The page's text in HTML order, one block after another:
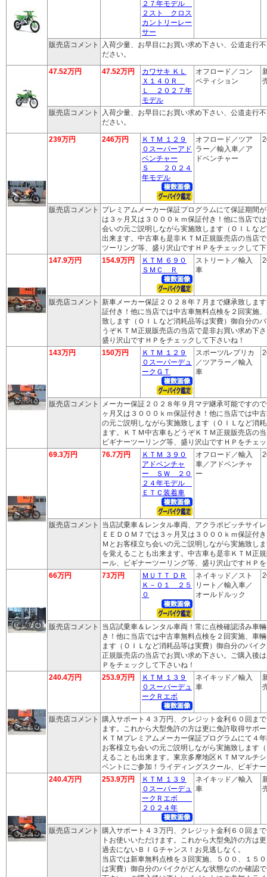
２７年モデル
２スト クロス
カントリーレー
サー
販売店コメント
入荷少量、お早目にお買い求め下さい、公道走行
ださい。
47.52万円 47.52万円
カワサキ ＫＬ
Ｘ１４０Ｒ
Ｌ ２０２７年
モデル
オフロード／コン
ペティション
販売店コメント
入荷少量、お早目にお買い求め下さい、公道走行
ださい。
239万円 246万円
ＫＴＭ １２９
０スーパーアド
ベンチャー
Ｓ ２０２４
年モデル
オフロード／ツア
ラー／輸入車／ア
ドベンチャー
販売店コメント
プレミアムメーカー保証プログラムにて保証期間
は３ヶ月又は３０００ｋｍ保証付き！他に当店で
会いの元ご説明しながら実施致します（ＯＩＬな
出来ます。中古車も是非ＫＴＭ正規販売店の当店
ツーリング等、盛り沢山ですＨＰをチェックして
147.9万円
154.9万円
ＫＴＭ ６９０
ＳＭＣ Ｒ
ストリート／輸入
車
販売店コメント 新車メーカー保証２０２８年７月まで継承致しま
証付き！他に当店では中古車無料点検を２回実施
致します（ＯＩＬなど消耗品等は実費）御自分の
うぞＫＴＭ正規販売店の当店で是非お買い求め下
盛り沢山ですＨＰをチェックして下さいね！
143万円
150万円
ＫＴＭ １２９
０スーパーデュ
ークＧＴ
スポーツ/レプリカ
／ツアラー／輸入
車
販売店コメント
メーカー保証２０２８年９月マデ継承可能ですの
ヶ月又は３０００ｋｍ保証付き！他に当店では中
の元ご説明しながら実施致します（ＯＩＬなど消
ます。ＫＴＭ中古車もどうぞＫＴＭ正規販売店の
ビギナーツーリング等、盛り沢山ですＨＰをチェ
69.3万円
76.7万円
ＫＴＭ ３９０
アドベンチャ
ー ＳＷ ２０
２４年モデル
ＥＴＣ装着車
オフロード／輸入
車／アドベンチャ
ー
販売店コメント
当店試乗車＆レンタル車両、アクラポビッチサイ
ＥＥＤＯＭ７では３ヶ月又は３０００ｋｍ保証付
Ｍとお客様立ち会いの元ご説明しながら実施致し
を覚えることも出来ます。中古車も是非ＫＴＭ正
ール、ビギナーツーリング等、盛り沢山ですＨＰ
66万円
73万円
ＭＵＴＴ ＤＲ
Ｋ－０１ ２５
０
ネイキッド／スト
リート／輸入車／
オールドルック
販売店コメント
当店試乗車＆レンタル車両！常に点検確認済み車
き！他に当店では中古車無料点検を２回実施、車
ます（ＯＩＬなど消耗品等は実費）御自分のバイ
正規販売店の当店でお買い求め下さい。ご購入後
Ｐをチェックして下さいね！
240.4万円
253.9万円
ＫＴＭ １３９
０スーパーデュ
ークＲエボ
ネイキッド／輸入
車
販売店コメント 購入サポート４３万円、クレジット金利６０回ま
ます。これから大型免許の方は更に免許取得サポ
ＫＴＭプレミアムメーカー保証プログラムにて４
お客様立ち会いの元ご説明しながら実施致します
えることも出来ます。東京多摩地区ＫＴＭマルチ
ベントにご参加！ライディングスクール、ビギナ
240.4万円
253.9万円
ＫＴＭ １３９
０スーパーデュ
ークＲエボ
２０２４年
ネイキッド／輸入
車
販売店コメント 購入サポート４３万円、クレジット金利６０回ま
トお使いいただけます。これから大型免許の方は
過去にないＢＩＧチャンス！お見逃しなく。
当店では新車無料点検を３回実施、５００、１５
は実費）御自分のバイクがどんな状態なのか確認